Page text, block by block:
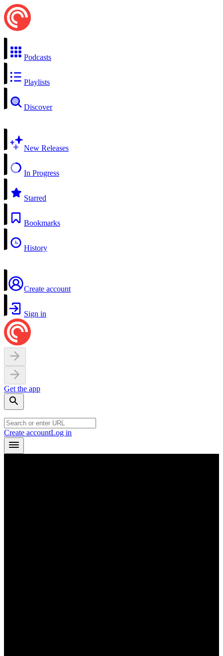
Podcasts
Playlists
Discover
New Releases
In Progress
Starred
Bookmarks
History
Create account
Sign in
Get the app
Create accountLog in